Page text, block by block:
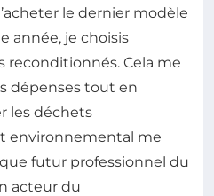
le dernier modèle
année, je choisis
reconditionnés. Cela me
dépenses tout en
les déchets
environnemental me
futur professionnel du
acteur du